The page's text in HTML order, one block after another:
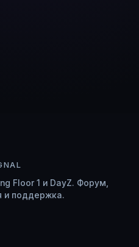
Floor 1 и DayZ. Форум,
и поддержка.